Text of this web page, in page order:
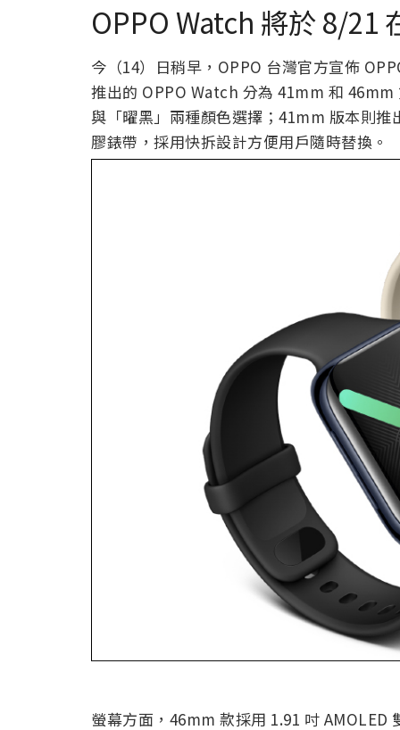
OPPO Watch 將於 8/21
今（14）日稍早，OPPO 台灣官方宣佈
推出的 OPPO Watch 分為 41mm 和
與「曜黑」兩種顏色選擇；41mm 版本則
膠錶帶，採用快拆設計方便用戶隨時替換。
螢幕方面，46mm 款採用 1.91 吋 AMOLED